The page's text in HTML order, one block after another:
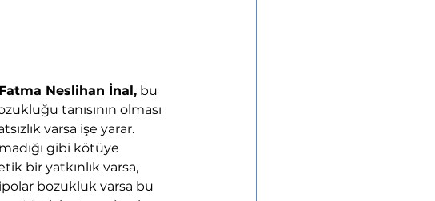
Neslihan İnal, bu
tanısının olması
varsa işe yarar.
gibi kötüye
bir yatkınlık varsa,
bozukluk varsa bu